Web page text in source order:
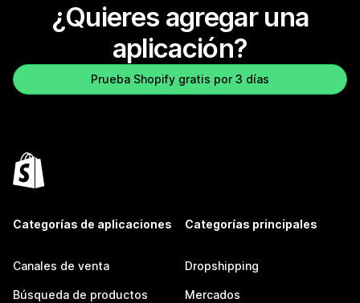
¿Quieres agregar una
aplicación?
Prueba Shopify gratis por 3 días
Categorías de aplicaciones
Canales de venta
Búsqueda de productos
Categorías principales
Dropshipping
Mercados